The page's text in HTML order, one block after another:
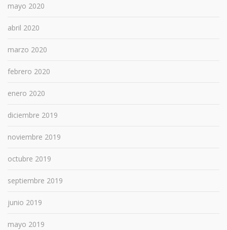
mayo 2020
abril 2020
marzo 2020
febrero 2020
enero 2020
diciembre 2019
noviembre 2019
octubre 2019
septiembre 2019
junio 2019
mayo 2019